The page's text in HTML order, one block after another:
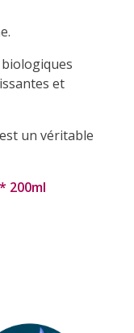
et
un véritable
200ml